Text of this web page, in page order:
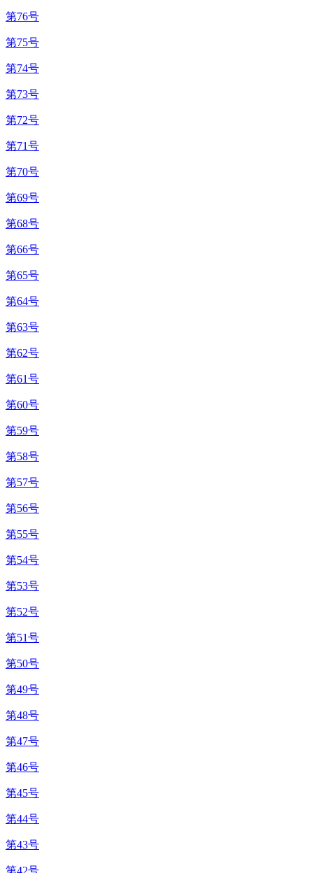
第76号
第75号
第74号
第73号
第72号
第71号
第70号
第69号
第68号
第66号
第65号
第64号
第63号
第62号
第61号
第60号
第59号
第58号
第57号
第56号
第55号
第54号
第53号
第52号
第51号
第50号
第49号
第48号
第47号
第46号
第45号
第44号
第43号
第42号